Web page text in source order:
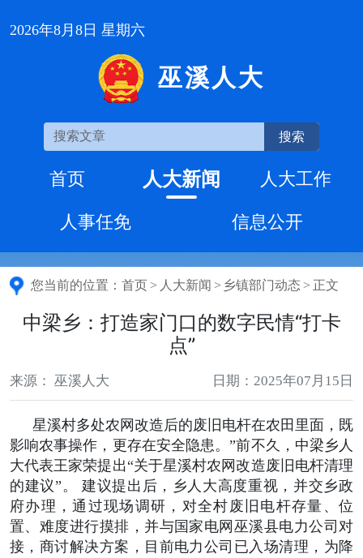
2026年8月8日 星期六
巫溪人大
搜索
首页 人大新闻 人大工作
人事任免 信息公开
您当前的位置： 首页 > 人大新闻 > 乡镇部门动态 > 正文
中梁乡：打造家门口的数字民情“打卡
点”
来源： 巫溪人大 日期：2025年07月15日
星溪村多处农网改造后的废旧电杆在农田里面，既
影响农事操作，更存在安全隐患。”前不久，中梁乡人
大代表王家荣提出“关于星溪村农网改造废旧电杆清理
的建议”。 建议提出后，乡人大高度重视，并交乡政
府办理，通过现场调研，对全村废旧电杆存量、位
置、难度进行摸排，并与国家电网巫溪县电力公司对
接，商讨解决方案，目前电力公司已入场清理，为降